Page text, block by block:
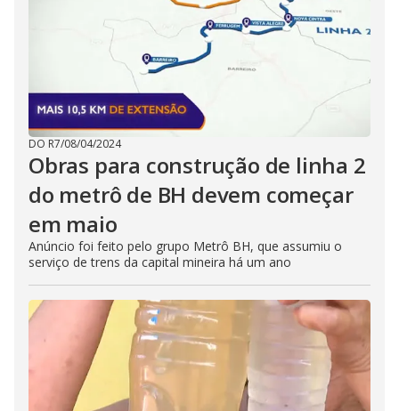
DO R7/08/04/2024
Obras para construção de linha 2
do metrô de BH devem começar
em maio
Anúncio foi feito pelo grupo Metrô BH, que assumiu o
serviço de trens da capital mineira há um ano